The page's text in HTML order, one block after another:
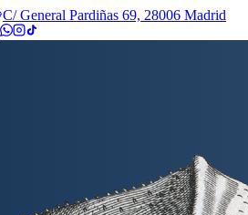
C/ General Pardiñas 69, 28006 Madrid